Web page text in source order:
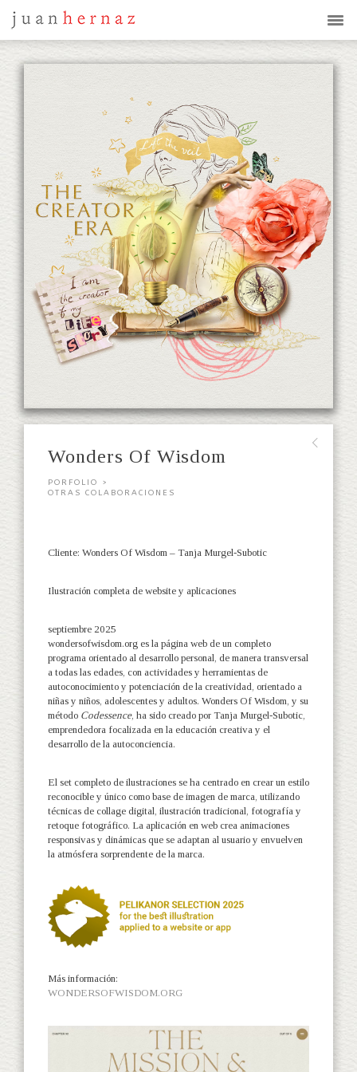
Wonders Of Wisdom
∟
PORFOLIO >
OTRAS COLABORACIONES
Cliente: Wonders Of Wisdom – Tanja Murgel-Subotic
Ilustración completa de website y aplicaciones
septiembre 2025
wondersofwisdom.org es la página web de un completo
programa orientado al desarrollo personal, de manera transversal
a todas las edades, con actividades y herramientas de
autoconocimiento y potenciación de la creatividad, orientado a
niñas y niños, adolescentes y adultos. Wonders Of Wisdom, y su
método Codessence, ha sido creado por Tanja Murgel-Subotic,
emprendedora focalizada en la educación creativa y el
desarrollo de la autoconciencia.
El set completo de ilustraciones se ha centrado en crear un estilo
reconocible y único como base de imagen de marca, utilizando
técnicas de collage digital, ilustración tradicional, fotografía y
retoque fotográfico. La aplicación en web crea animaciones
responsivas y dinámicas que se adaptan al usuario y envuelven
la atmósfera sorprendente de la marca.
Más información:
WONDERSOFWISDOM.ORG